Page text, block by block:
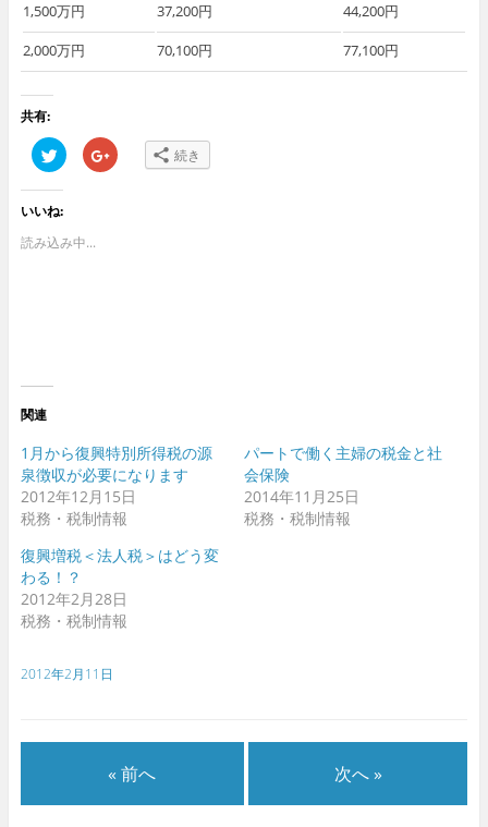
1,500万円
37,200円
44,200円
2,000万円
70,100円 77,100円
共有:
ク
リ
ク
て
w
ド
ウ
で
開
き
ま
す
ク
リ
ド
ウ
で
開
き
ま
す
続き
いいね:
読み込み中...
関連
1月から復興特別所得税の源
泉徴収が必要になります
2012年12月15日
税務・税制情報
パートで働く主婦の税金と社
会保険
2014年11月25日
税務・税制情報
復興増税＜法人税＞はどう変
わる！？
2012年2月28日
税務・税制情報
2012年2月11日
« 前へ 次へ »